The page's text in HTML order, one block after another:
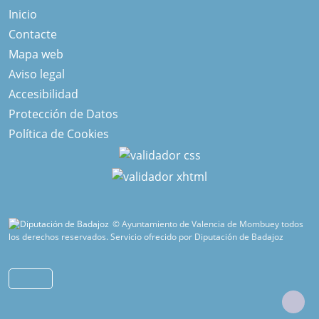
Inicio
Contacte
Mapa web
Aviso legal
Accesibilidad
Protección de Datos
Política de Cookies
© Ayuntamiento de Valencia de Mombuey todos
los derechos reservados.Servicio ofrecido por Diputación de Badajoz